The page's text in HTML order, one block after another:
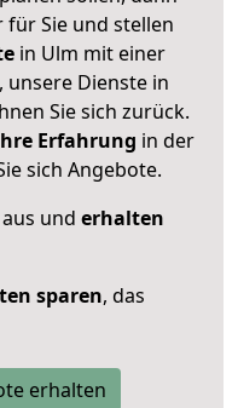
Sie und stellen
in Ulm mit einer
, unsere Dienste in
Sie sich zurück.
Erfahrung in der
sich Angebote.
und erhalten
sparen, das
erhalten